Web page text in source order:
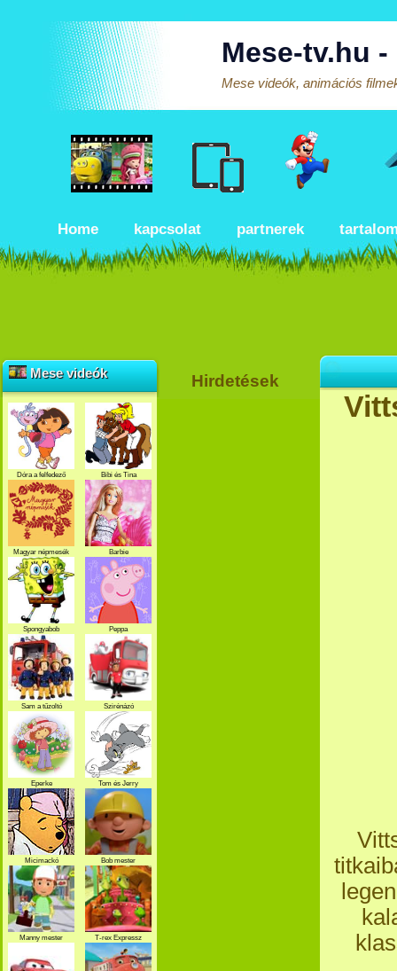
Mese-tv.hu
Mese videók, animációs
Home kapcsolat partnerek
Mese videók
Dóra a felfedező Bibi és Tina
Magyar népmesék Barbie
Spongyabob Peppa
Sam a tűzoltó
Szirénázó
szupercsapat
Eperke Tom és Jerry
Micimackó Bob mester
Manny mester T-rex Expressz
Hirdetések